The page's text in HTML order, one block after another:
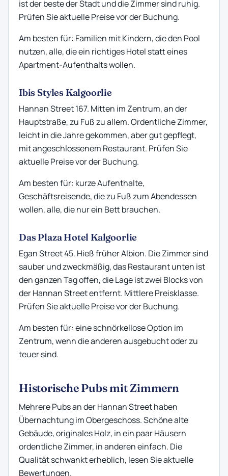
ist der beste der Stadt und die Zimmer sind ruhig.
Prüfen Sie aktuelle Preise vor der Buchung.
Am besten für: Familien mit Kindern, die den Pool
nutzen, alle, die ein richtiges Hotel statt eines
Apartment-Aufenthalts wollen.
Ibis Styles Kalgoorlie
Hannan Street 167. Mitten im Zentrum, an der
Hauptstraße, zu Fuß zu allem. Ordentliche Zimmer,
leicht in die Jahre gekommen, aber gut gepflegt,
mit angeschlossenem Restaurant. Prüfen Sie
aktuelle Preise vor der Buchung.
Am besten für: kurze Aufenthalte,
Geschäftsreisende, die zu Fuß zum Abendessen
wollen, alle, die nur ein Bett brauchen.
Das Plaza Hotel Kalgoorlie
Egan Street 45. Hieß früher Albion. Die Zimmer sind
sauber und zweckmäßig, das Restaurant unten ist
den ganzen Tag offen, die Lage ist zwei Blocks von
der Hannan Street entfernt. Mittlere Preisklasse.
Prüfen Sie aktuelle Preise vor der Buchung.
Am besten für: eine schnörkellose Option im
Zentrum, wenn die anderen ausgebucht oder zu
teuer sind.
Historische Pubs mit Zimmern
Mehrere Pubs an der Hannan Street haben
Übernachtung im Obergeschoss. Schöne alte
Gebäude, originales Holz, in ein paar Häusern
ordentliche Zimmer, in anderen einfach. Die
Qualität schwankt erheblich, lesen Sie aktuelle
Bewertungen.